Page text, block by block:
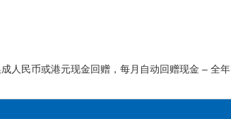
人民币或港元现金回赠，每月自动回赠现金 – 全年